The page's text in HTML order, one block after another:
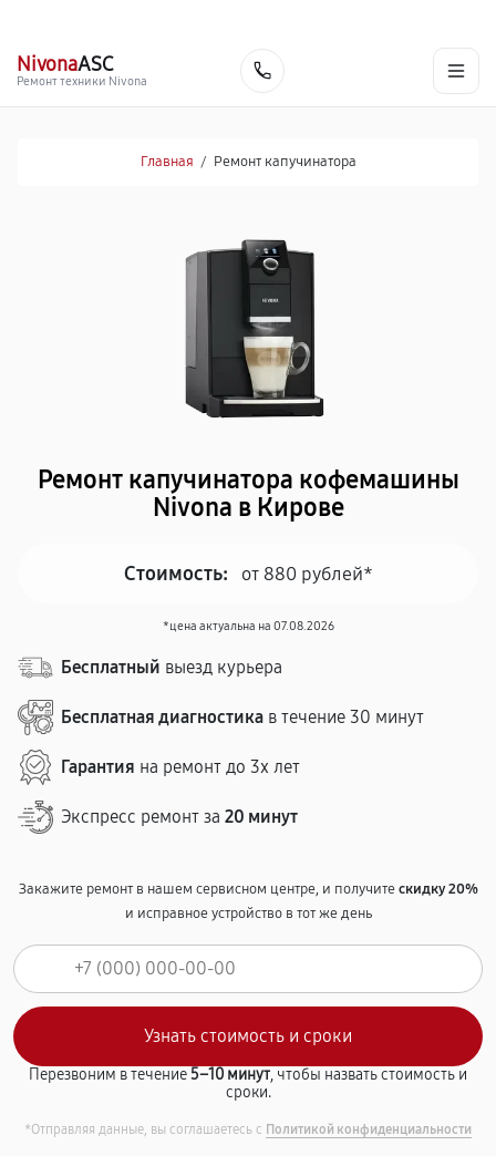
NivonaASC
Ремонт техники Nivona
Главная / Ремонт капучинатора
Ремонт капучинатора кофемашины
Nivona в Кирове
Стоимость: от 880 рублей*
*цена актуальна на 07.08.2026
Бесплатный выезд курьера
Бесплатная диагностика в течение 30 минут
Гарантия на ремонт до 3х лет
Экспресс ремонт за 20 минут
Закажите ремонт в нашем сервисном центре, и получитескидку 20%
и исправное устройство в тот же день
Перезвоним в течение5–10 минут, чтобы назвать стоимость и
сроки.
*Отправляя данные, вы соглашаетесь с Политикой конфиденциальности